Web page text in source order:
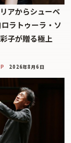
アからシューベ
ラトゥーラ・ソ
子が贈る極上
2026年8月6日